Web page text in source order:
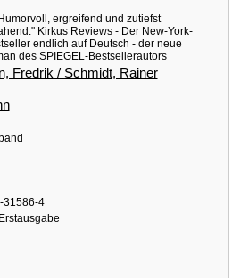
ergreifend und zutiefst
Kirkus Reviews - Der New-York-
endlich auf Deutsch - der neue
des SPIEGEL-Bestsellerautors
Fredrik / Schmidt, Rainer
31586-4